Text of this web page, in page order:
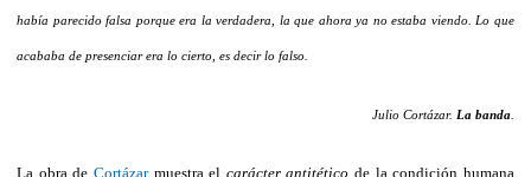
había parecido falsa porque era la verdadera, la que ahora ya no estaba viendo. Lo que
acababa de presenciar era lo cierto, es decir lo falso.
Julio Cortázar. La banda
La obra de Cortázarmuestra el carácter antitético de la condición humana